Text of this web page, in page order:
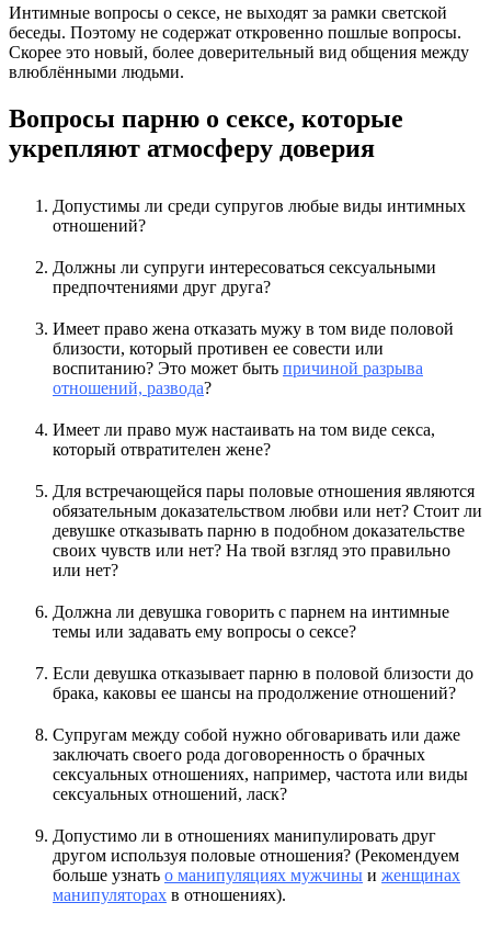
Интимные вопросы о сексе, не выходят за рамки светской
беседы. Поэтому не содержат откровенно пошлые вопросы.
Скорее это новый, более доверительный вид общения между
влюблёнными людьми.
Вопросы парню о сексе, которые
укрепляют атмосферу доверия
Допустимы ли среди супругов любые виды интимных
отношений?
Должны ли супруги интересоваться сексуальными
предпочтениями друг друга?
Имеет право жена отказать мужу в том виде половой
близости, который противен ее совести или
воспитанию? Это может быть причиной разрыва
отношений, развода?
Имеет ли право муж настаивать на том виде секса,
который отвратителен жене?
Для встречающейся пары половые отношения являются
обязательным доказательством любви или нет? Стоит ли
девушке отказывать парню в подобном доказательстве
своих чувств или нет? На твой взгляд это правильно
или нет?
Должна ли девушка говорить с парнем на интимные
темы или задавать ему вопросы о сексе?
Если девушка отказывает парню в половой близости до
брака, каковы ее шансы на продолжение отношений?
Супругам между собой нужно обговаривать или даже
заключать своего рода договоренность о брачных
сексуальных отношениях, например, частота или виды
сексуальных отношений, ласк?
Допустимо ли в отношениях манипулировать друг
другом используя половые отношения? (Рекомендуем
больше узнать о манипуляциях мужчины и женщинах
манипуляторах в отношениях).